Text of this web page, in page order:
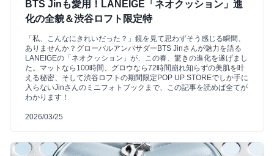
BTS Jinも愛用！LANEIGE「ネオクッション」進
化の全貌＆渋谷ロフト限定特
「私、こんなにきれいだった？」鏡を見て思わずそう感じる瞬間、
ありませんか？グローバルアンバサダーBTS Jinさんが魅力を語る
LANEIGEの「ネオクッション」が、この春、驚きの進化を遂げまし
た。マットなら100時間、グロウなら72時間崩れ知らずの美肌を叶
える秘密、そして渋谷ロフトの期間限定POP UP STOREでしか手に
入らないJinさんのミニフォトブックまで、この記事を読めば全てが
わかります！
2026/03/25